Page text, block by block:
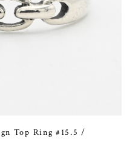
Top Ring #15.5 /